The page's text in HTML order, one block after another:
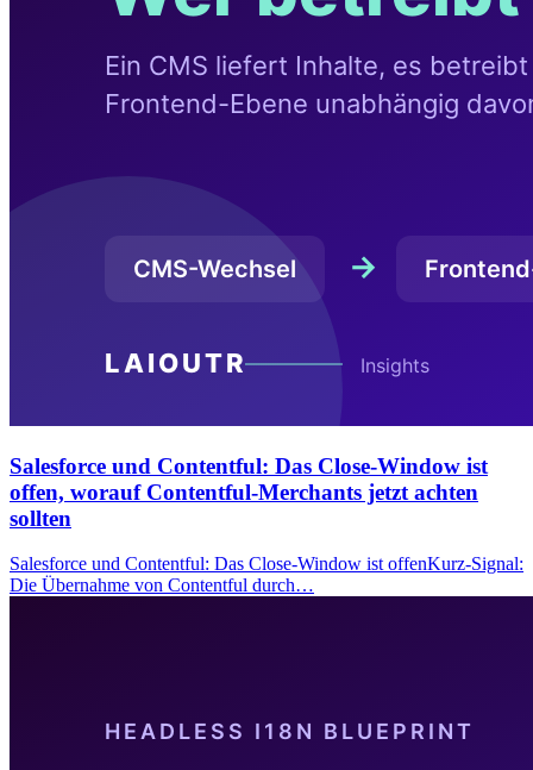
Salesforce und Contentful: Das Close-Window ist
offen, worauf Contentful-Merchants jetzt achten
sollten
Salesforce und Contentful: Das Close-Window ist offenKurz-Signal:
Die Übernahme von Contentful durch…